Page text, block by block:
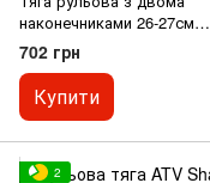
наконечниками 26-27см
відмінна якість
702 грн
Купити
2